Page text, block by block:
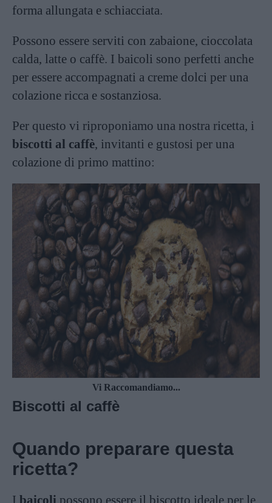
forma allungata e schiacciata.
Possono essere serviti con zabaione, cioccolata
calda, latte o caffè. I baicoli sono perfetti anche
per essere accompagnati a creme dolci per una
colazione ricca e sostanziosa.
Per questo vi riproponiamo una nostra ricetta, i
biscotti al caffè, invitanti e gustosi per una
colazione di primo mattino:
Vi Raccomandiamo...
Biscotti al caffè
Quando preparare questa
ricetta?
I baicoli possono essere il biscotto ideale per le